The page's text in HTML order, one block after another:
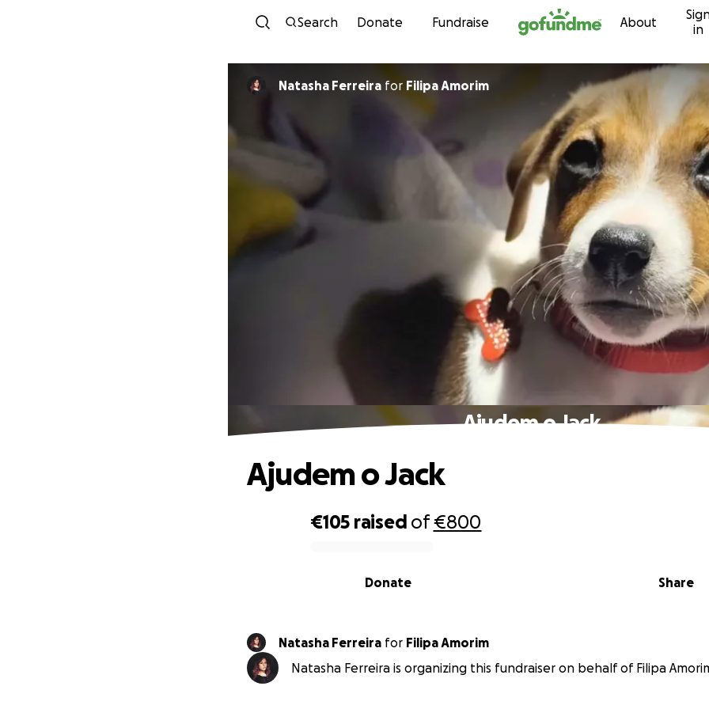
Skip to content
Search Donate Fundraise About
in
Natasha Ferreira for Filipa Amorim
Ajudem o Jack
€105 raised of€800
Share
Donate
Ajudem o Jack
Natasha Ferreira for Filipa Amorim
Natasha Ferreira is organizing this fundraiser on behalf of Filipa